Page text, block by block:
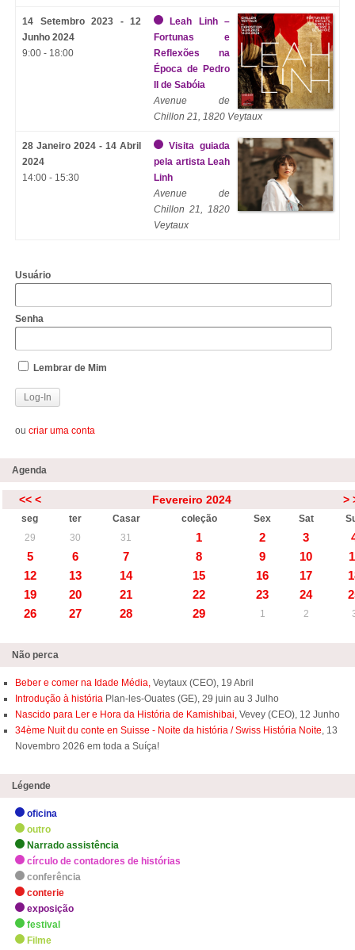
14 Setembro 2023 - 12
Junho 2024
9:00 - 18:00
Leah Linh –
Fortunas e
Reflexões na
Época de Pedro
II de Sabóia
Avenue de
Chillon 21, 1820 Veytaux
28 Janeiro 2024 - 14 Abril
2024
14:00 - 15:30
Visita guiada
pela artista Leah
Linh
Avenue de
Chillon 21, 1820
Veytaux
Usuário
Senha
Lembrar de Mim
ou criar uma conta
Agenda
<< < Fevereiro 2024 >
seg ter Casar coleção Sex Sat
29
30 31 1 2 3
5
6 7 8 9 10
12
13 14 15 16 17
19
20 21 22 23 24
26
27 28 29 1 2
Não perca
Beber e comer na Idade Média, Veytaux (CEO), 19 Abril
Introdução à história Plan-les-Ouates (GE), 29 juin au 3 Julho
Nascido para Ler e Hora da História de Kamishibai, Vevey (CEO), 12 Junho
34ème Nuit du conte en Suisse - Noite da história / Swiss História Noite, 13
Novembro 2026 em toda a Suíça!
Légende
oficina
outro
Narrado assistência
círculo de contadores de histórias
conferência
conterie
exposição
festival
Filme